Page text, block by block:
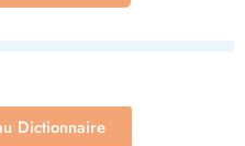
Dictionnaire